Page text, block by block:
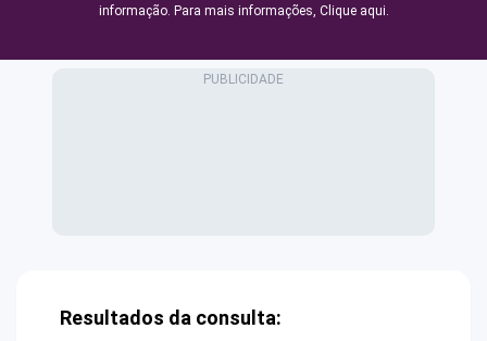
informação. Para mais informações, Clique aqui.
Resultados da consulta: